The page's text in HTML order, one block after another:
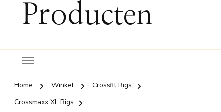
Producten
Home Winkel
Crossfit Rigs
Crossmaxx XL Rigs